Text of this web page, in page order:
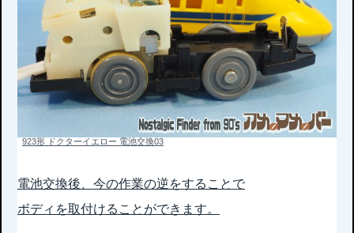
923形 ドクターイエロー 電池交換03
電池交換後、今の作業の逆をすることで
ボディを取付けることができます。